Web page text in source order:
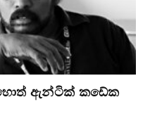
ඇන්ටික් කඩේක